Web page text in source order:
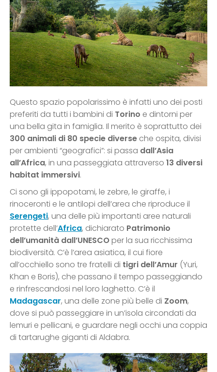
Questo spazio popolarissimo è infatti uno dei posti
preferiti da tutti i bambini di Torino e dintorni per
una bella gita in famiglia. Il merito è soprattutto dei
300 animali di 80 specie diverse che ospita, divisi
per ambienti “geografici”: si passa dall’Asia
all’Africa, in una passeggiata attraverso 13 diversi
habitat immersivi.
Ci sono gli ippopotami, le zebre, le giraffe, i
rinoceronti e le antilopi dell’area che riproduce il
Serengeti, una delle più importanti aree naturali
protette dell’Africa, dichiarato Patrimonio
dell’umanità dall’UNESCOper la sua ricchissima
biodiversità. C’è l’area asiatica, il cui fiore
all’occhiello sono tre fratelli di tigri dell’Amur (Yuri,
Khan e Boris), che passano il tempo passeggiando
e rinfrescandosi nel loro laghetto. C’è il
Madagascar, una delle zone più belle di Zoom,
dove si può passeggiare in un’isola circondati da
lemuri e pellicani, e guardare negli occhi una coppia
di tartarughe giganti di Aldabra.